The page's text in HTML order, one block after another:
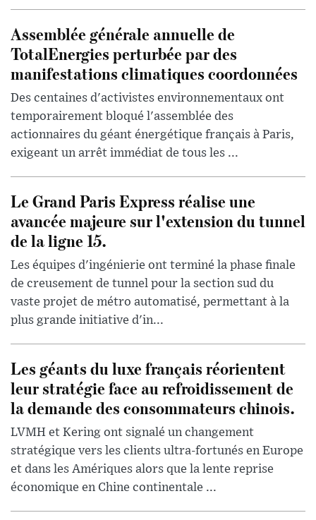
Assemblée générale annuelle de
TotalEnergies perturbée par des
manifestations climatiques coordonnées
Des centaines d'activistes environnementaux ont
temporairement bloqué l'assemblée des
actionnaires du géant énergétique français à Paris,
exigeant un arrêt immédiat de tous les ...
Le Grand Paris Express réalise une
avancée majeure sur l'extension du tunnel
de la ligne 15.
Les équipes d'ingénierie ont terminé la phase finale
de creusement de tunnel pour la section sud du
vaste projet de métro automatisé, permettant à la
plus grande initiative d'in...
Les géants du luxe français réorientent
leur stratégie face au refroidissement de
la demande des consommateurs chinois.
LVMH et Kering ont signalé un changement
stratégique vers les clients ultra-fortunés en Europe
et dans les Amériques alors que la lente reprise
économique en Chine continentale ...